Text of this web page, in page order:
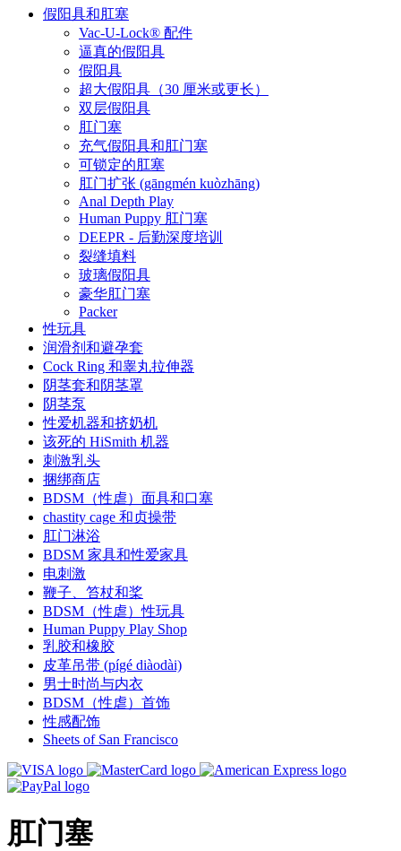
假阳具和肛塞
Vac-U-Lock® 配件
逼真的假阳具
假阳具
超大假阳具（30 厘米或更长）
双层假阳具
肛门塞
充气假阳具和肛门塞
可锁定的肛塞
肛门扩张 (gāngmén kuòzhāng)
Anal Depth Play
Human Puppy 肛门塞
DEEPR - 后勤深度培训
裂缝填料
玻璃假阳具
豪华肛门塞
Packer
性玩具
润滑剂和避孕套
Cock Ring 和睾丸拉伸器
阴茎套和阴茎罩
阴茎泵
性爱机器和挤奶机
该死的 HiSmith 机器
刺激乳头
捆绑商店
BDSM（性虐）面具和口塞
chastity cage 和贞操带
肛门淋浴
BDSM 家具和性爱家具
电刺激
鞭子、笞杖和桨
BDSM（性虐）性玩具
Human Puppy Play Shop
乳胶和橡胶
皮革吊带 (pígé diàodài)
男士时尚与内衣
BDSM（性虐）首饰
性感配饰
Sheets of San Francisco
肛门塞